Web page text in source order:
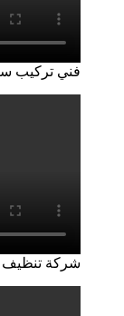
فني تركيب
شركة تنظيف